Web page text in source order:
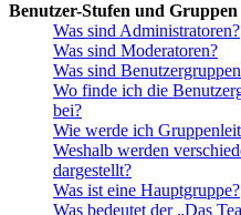
Benutzer-Stufen und Gruppen
Was sind Administratoren?
Was sind Moderatoren?
Was sind
Wo finde ich die
bei?
Wie werde ich
Weshalb werden
dargestellt?
Was ist eine Hauptgruppe?
Was bedeutet der „Das